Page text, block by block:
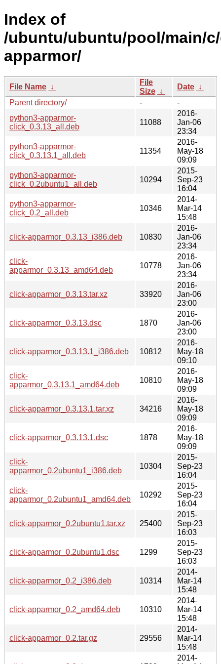
Index of
/ubuntu/ubuntu/pool/main/
apparmor/
File Name ↓
File
Size ↓
Date ↓
Parent directory/
-
-
python3-apparmor-
click_0.3.13_all.deb
11088
2016-
Jan-06
23:34
python3-apparmor-
click_0.3.13.1_all.deb
11354
2016-
May-18
09:09
python3-apparmor-
click_0.2ubuntu1_all.deb
10294
2015-
Sep-23
16:04
python3-apparmor-
click_0.2_all.deb
10346
2014-
Mar-14
15:48
click-apparmor_0.3.13_i386.deb 10830
2016-
Jan-06
23:34
click-
apparmor_0.3.13_amd64.deb
10778
2016-
Jan-06
23:34
click-apparmor_0.3.13.tar.xz 33920
2016-
Jan-06
23:00
click-apparmor_0.3.13.dsc 1870
2016-
Jan-06
23:00
click-apparmor_0.3.13.1_i386.deb 10812
2016-
May-18
09:10
click-
apparmor_0.3.13.1_amd64.deb
10810
2016-
May-18
09:09
click-apparmor_0.3.13.1.tar.xz 34216
2016-
May-18
09:09
click-apparmor_0.3.13.1.dsc 1878
2016-
May-18
09:09
click-
apparmor_0.2ubuntu1_i386.deb
10304
2015-
Sep-23
16:04
click-
apparmor_0.2ubuntu1_amd64.deb
10292
2015-
Sep-23
16:04
click-apparmor_0.2ubuntu1.tar.xz 25400
2015-
Sep-23
16:03
click-apparmor_0.2ubuntu1.dsc 1299
2015-
Sep-23
16:03
click-apparmor_0.2_i386.deb 10314
2014-
Mar-14
15:48
click-apparmor_0.2_amd64.deb 10310
2014-
Mar-14
15:48
click-apparmor_0.2.tar.gz 29556
2014-
Mar-14
15:48
2014-